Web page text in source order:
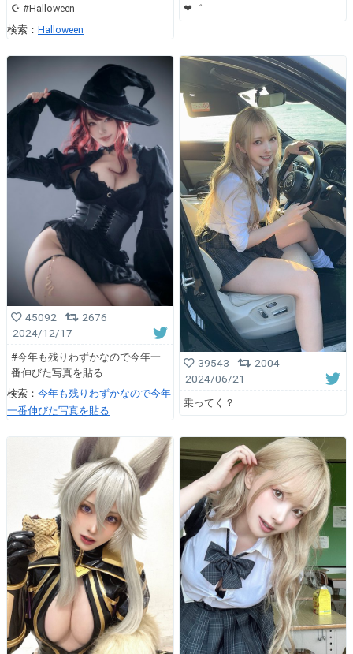
☪︎ #Halloween
検索： Halloween
❤︎゛
45092
2676
2024/12/17
#今年も残りわずかなので今年一
番伸びた写真を貼る
検索： 今年も残りわずかなので今年
一番伸びた写真を貼る
39543
2004
2024/06/21
乗ってく？